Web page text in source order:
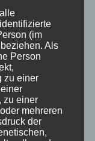
Zoos oder
dann
oder folgt mir
(im
Als
Person
zu einer
zu einer
mehreren
der